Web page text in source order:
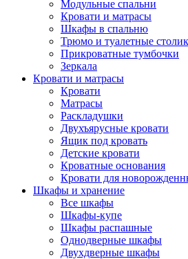
Модульные спальни
Кровати и матрасы
Шкафы в спальню
Трюмо и туалетные
Прикроватные тумбочки
Зеркала
Кровати и матрасы
Кровати
Матрасы
Раскладушки
Двухъярусные кровати
Ящик под кровать
Детские кровати
Кроватные основания
Кровати для
Шкафы и хранение
Все шкафы
Шкафы-купе
Шкафы распашные
Однодверные шкафы
Двухдверные шкафы